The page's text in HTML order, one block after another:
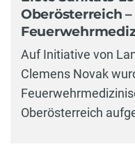
Oberösterreich
Auf Initiative von
Clemens Novak
Oberösterreich